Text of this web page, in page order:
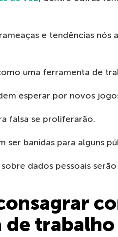
e tendências nós
uma ferramenta de
esperar por novos
falsa se proliferarão.
ser banidas para alguns
dados pessoais